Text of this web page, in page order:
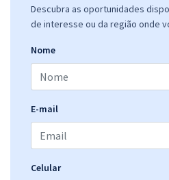
Descubra as oportunidades
de interesse ou da região onde
Nome
E-mail
Celular